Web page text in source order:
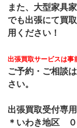
また、大型家具
でも出張にて買
用ください！
出張買取サービスは事
ご予約・ご相談
さい。
出張買取受付専
＊いわき地区